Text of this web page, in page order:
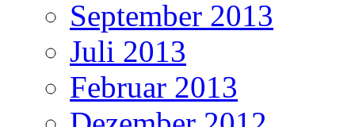
September 2013
Juli 2013
Februar 2013